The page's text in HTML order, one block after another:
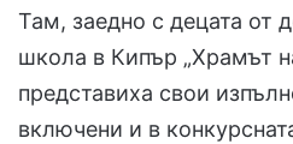
Там, заедно с децата от
школа в Кипър „Храмът
представиха свои
включени и в